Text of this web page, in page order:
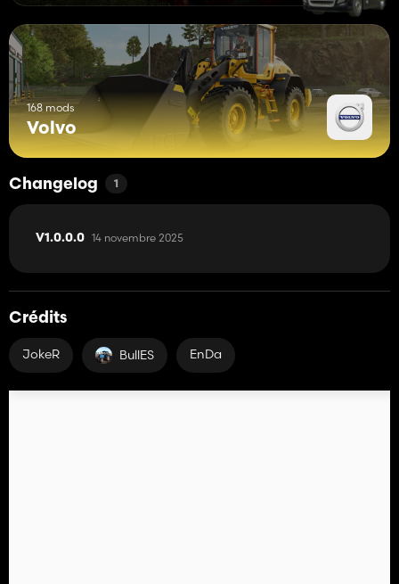
168 mods
Volvo
Changelog 1
V1.0.0.0 14 novembre 2025
Crédits
JokeR BullES EnDa